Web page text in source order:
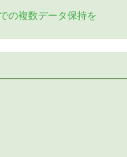
の複数データ保持を